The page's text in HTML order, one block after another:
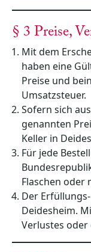
§ 3 Preise,
Mit dem
haben eine
Preise und
Umsatzsteuer.
Sofern sich
genannten
Keller in
Für jede
Flaschen
Der
Deidesheim.
Verlustes oder